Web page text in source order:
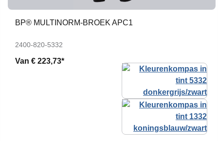
BP® MULTINORM-BROEK APC1
2400-820-5332
Van € 223,73*